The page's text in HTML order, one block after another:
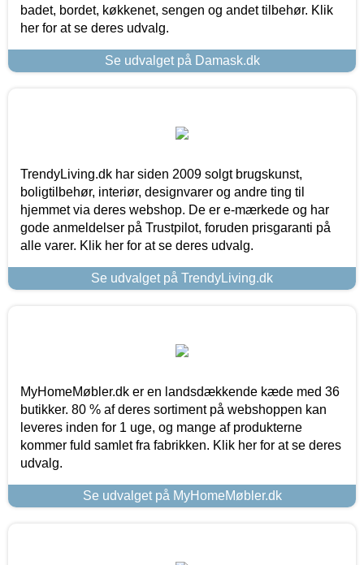
badet, bordet, køkkenet, sengen og andet tilbehør. Klik
her for at se deres udvalg.
Se udvalget på Damask.dk
TrendyLiving.dk har siden 2009 solgt brugskunst,
boligtilbehør, interiør, designvarer og andre ting til
hjemmet via deres webshop. De er e-mærkede og har
gode anmeldelser på Trustpilot, foruden prisgaranti på
alle varer. Klik her for at se deres udvalg.
Se udvalget på TrendyLiving.dk
MyHomeMøbler.dk er en landsdækkende kæde med 36
butikker. 80 % af deres sortiment på webshoppen kan
leveres inden for 1 uge, og mange af produkterne
kommer fuld samlet fra fabrikken. Klik her for at se deres
udvalg.
Se udvalget på MyHomeMøbler.dk